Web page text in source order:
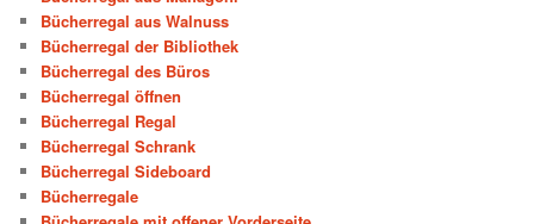
Bücherregal aus Walnuss
Bücherregal der Bibliothek
Bücherregal des Büros
Bücherregal öffnen
Bücherregal Regal
Bücherregal Schrank
Bücherregal Sideboard
Bücherregale